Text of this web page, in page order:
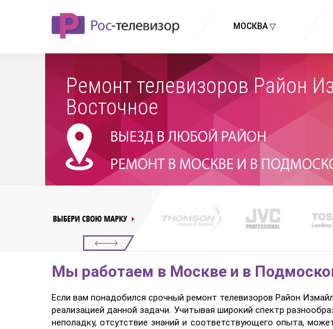
МОСКВА ▽
Ремонт телевизоров Район
Восточное
Мы работаем в Москве и в
Если вам понадобился срочный ремонт телевизоров Район
реализацией данной задачи. Учитывая широкий спектр
неполадку, отсутствие знаний и соответствующего опыта,